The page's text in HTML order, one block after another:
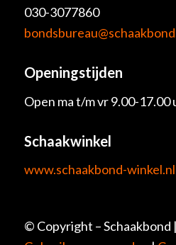
030-3077860
Openingstijden
Open ma t/m vr 9.00-17.00
Schaakwinkel
www.schaakbond-winkel.nl
© Copyright – Schaakbond |